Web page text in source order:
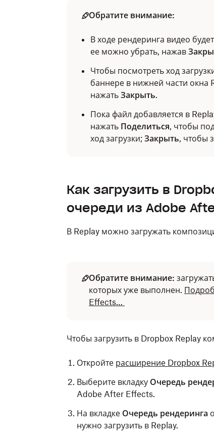
Обратите внимание:
В ходе рендеринга видео
ее можно убрать, нажав
Чтобы посмотреть ход
баннере в нижней части окна
нажать Закрыть.
Пока файл добавляется в
нажать Поделиться, чтобы
ход загрузки; Закрыть, чтобы
Как загрузить в
очереди из Adobe
В Replay можно загружать
Обратите внимание:
которых уже выполнен.
Effects…
Чтобы загрузить в Dropbox Replay
Откройте расширение Dropbox
Выберите вкладку Очередь
Adobe After Effects.
На вкладке Очередь рендеринга
нужно загрузить в Replay.